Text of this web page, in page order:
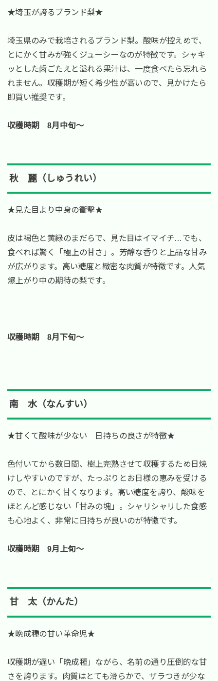
★埼玉が誇るブランド梨★
埼玉県のみで栽培されるブランド梨。酸味が控えめで、
とにかく甘みが強くジューシーなのが特徴です。シャキ
ッとした歯ごたえと溢れる果汁は、一度食べたら忘れら
れません。収穫期が短く希少性が高いので、見かけたら
即買い推奨です。
収穫時期 8月中旬～
秋 麗（しゅうれい）
★見た目より中身の衝撃★
皮は褐色と黄緑のまだらで、見た目はイマイチ…でも、
食べれば驚く「極上の甘さ」。芳醇な香りと上品な甘み
が広がります。高い糖度と緻密な肉質が特徴です。人気
爆上がり中の期待の梨です。
収穫時期 8月下旬～
南 水（なんすい）
★甘くて酸味が少ない 日持ちの良さが特徴★
色付いてから数日間、樹上完熟させて収穫するため日焼
けしやすいのですが、たっぷりとお日様の恵みを受ける
ので、とにかく甘くなります。高い糖度を誇り、酸味を
ほとんど感じない「甘みの塊」。シャリシャリした食感
も心地よく、非常に日持ちが良いのが特徴です。
収穫時期 9月上旬～
甘 太（かんた）
★晩成種の甘い革命児★
収穫期が遅い「晩成種」ながら、名前の通り圧倒的な甘
さを誇ります。肉質はとても滑らかで、ザラつきが少な